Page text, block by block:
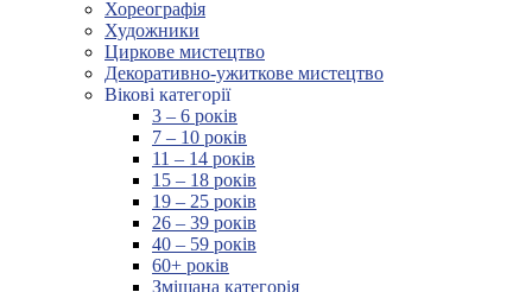
Хореографія
Художники
Циркове мистецтво
Декоративно-ужиткове мистецтво
Вікові категорії
3 – 6 років
7 – 10 років
11 – 14 років
15 – 18 років
19 – 25 років
26 – 39 років
40 – 59 років
60+ років
Змішана категорія